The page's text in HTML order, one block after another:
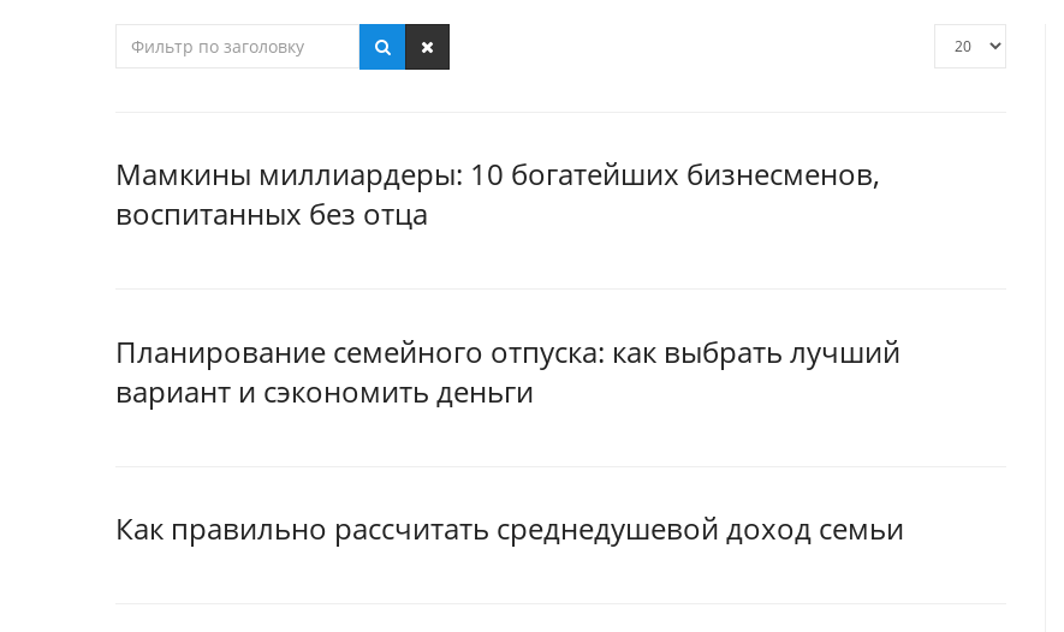
Мамкины миллиардеры: 10 богатейших бизнесменов,
воспитанных без отца
Планирование семейного отпуска: как выбрать лучший
вариант и сэкономить деньги
Как правильно рассчитать среднедушевой доход семьи